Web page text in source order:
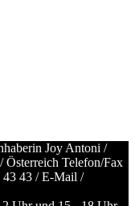
Joy Antoni /
Österreich Telefon/Fax
43 43 / E-Mail /